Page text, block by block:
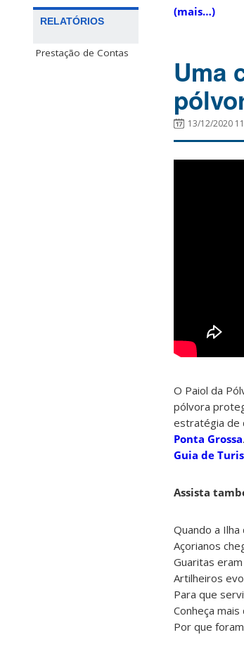
RELATÓRIOS
Prestação de Contas
(mais…)
Uma
13/12/2020
O Paiol da
pólvora
estratégia de
Ponta Grossa
Guia de
Assista
Quando a
Açorianos
Guaritas
Artilheiros
Para que
Conheça
Por que